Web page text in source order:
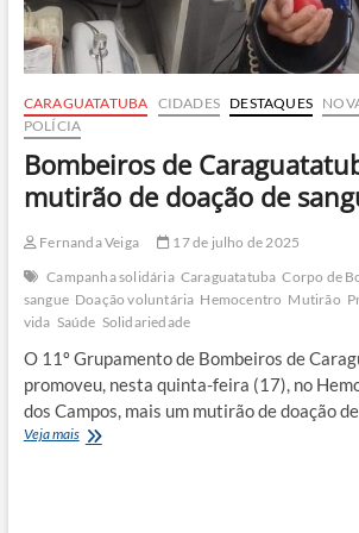
CARAGUATATUBA CIDADES DESTAQUES
POLÍCIA
Bombeiros de
mutirão de doação de
Fernanda Veiga
17 de julho de 2025
Campanha solidária Caraguatatuba Corpo de
sangue Doação voluntária Hemocentro Mutirão
vida Saúde Solidariedade
O 11º Grupamento de Bombeiros de
promoveu, nesta quinta-feira (17), no
dos Campos, mais um mutirão de doação
Veja maisBombeiros